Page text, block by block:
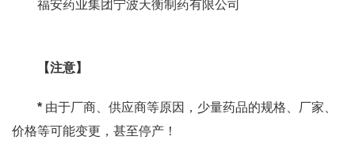
福安药业集团宁波天衡制药有限公司
【注意】
* 由于厂商、供应商等原因，少量药品的规格、厂家、
价格等可能变更，甚至停产！